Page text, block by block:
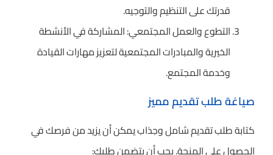
قدرتك على التنظيم والتوجيه.
التطوع والعمل المجتمعي: المشاركة في الأنشطة
الخيرية والمبادرات المجتمعية لتعزيز مهارات القيادة
وخدمة المجتمع.
صياغة طلب تقديم مميز
كتابة طلب تقديم شامل وجذاب يمكن أن يزيد من فرصك في
الحصول على المنحة. يجب أن يتضمن طلبك: